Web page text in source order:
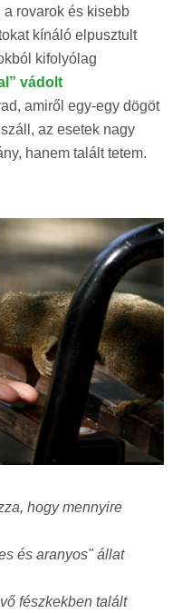
rovarok és kisebb
kínáló elpusztult
kifolyólag
vádolt
amiről egy-egy dögöt
az esetek nagy
hanem talált tetem.
hogy mennyire
és aranyos"állat
fészkekben talált